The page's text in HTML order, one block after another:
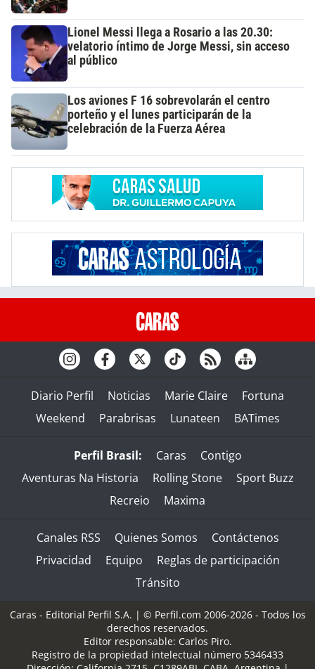
Lionel Messi llega a Rosario a las 20.30:
velatorio íntimo de Jorge Messi, sin acceso
al público
Los aviones F 16 sobrevolarán el centro
porteño y el lunes participarán de la
celebración de la Fuerza Aérea
Diario Perfil Noticias Marie Claire
Fortuna
Weekend
Parabrisas Lunateen BATimes
Perfil Brasil: Caras
Contigo
Aventuras Na Historia
Rolling Stone
Sport Buzz
Recreio
Maxima
Canales RSS Quienes Somos
Contáctenos
Privacidad
Equipo
Reglas de participación
Tránsito
Caras - Editorial Perfil S.A. | © Perfil.com 2006-2026 - Todos los
derechos reservados.
Editor responsable: Carlos Piro.
Registro de la propiedad intelectual número 5346433